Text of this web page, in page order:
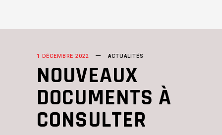
1 DÉCEMBRE 2022 ACTUALITÉS
NOUVEAUX
DOCUMENTS À
CONSULTER